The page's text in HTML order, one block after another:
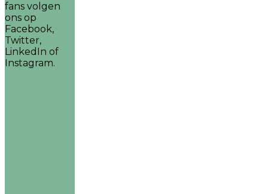
fans volgen
ons op
Facebook,
Twitter,
LinkedIn of
Instagram.